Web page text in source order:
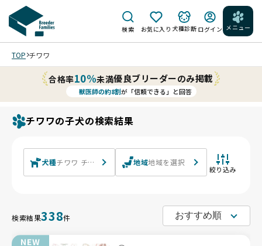
検索 お気に入り 犬種診断 ログイン メニュー
TOP チワワ
合格率10%未満優良ブリーダーのみ掲載
獣医師の約8割が「信頼できる」と回答
チワワの子犬の検索結果
犬種チワワ チワワ(ロング) チワワ(スムース)
地域地域を選択
絞り込み
検索結果338件